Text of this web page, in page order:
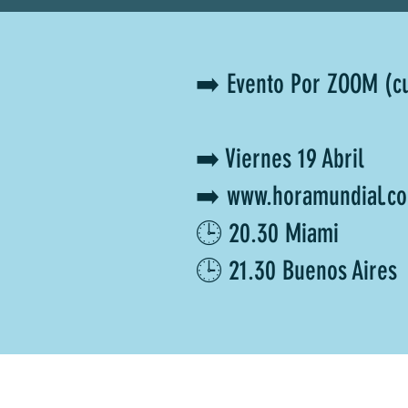
➡️ Evento Por ZOOM
⁣⁣➡️ Viernes 19 Abril⁣⁣⁣⁣⁣⁣
➡️
🕒 20.30 Miami⁣⁣⁣
🕒 21.30 Buenos Aires⁣⁣⁣⁣⁣⁣⁣⁣⁣⁣⁣⁣